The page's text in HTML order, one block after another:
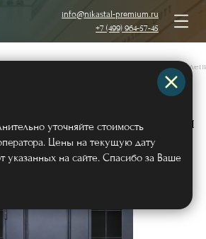
info@nikastal-premium.ru
+7 (499) 964-57-45
Двери с порошковым
«ТЕРМО» с
и стёклами по бокам
уточняйте стоимость
Цены на текущую дату
указанных на сайте. Спасибо за Ваше